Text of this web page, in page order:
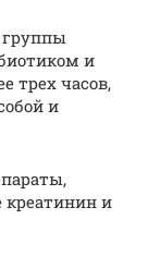
группы
и
трех часов,
и
и